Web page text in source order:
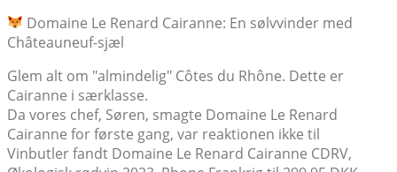
Domaine Le Renard Cairanne: En sølvvinder med
Châteauneuf-sjæl
Glem alt om "almindelig" Côtes du Rhône. Dette er
Cairanne i særklasse.
Da vores chef, Søren, smagte Domaine Le Renard
Cairanne for første gang, var reaktionen ikke til
Vinbutler fandt Domaine Le Renard Cairanne CDRV,